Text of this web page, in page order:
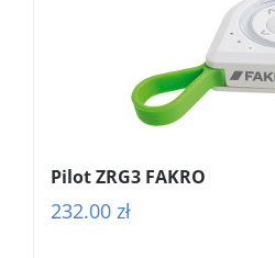
Pilot ZRG3 FAKRO
232.00 zł